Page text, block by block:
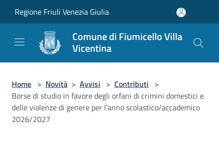
Regione Friuli Venezia Giulia
Comune di Fiumicello Villa
Vicentina
Home > Novità > Avvisi > Contributi >
Borse di studio in favore degli orfani di crimini domestici e
delle violenze di genere per l’anno scolastico/accademico
2026/2027